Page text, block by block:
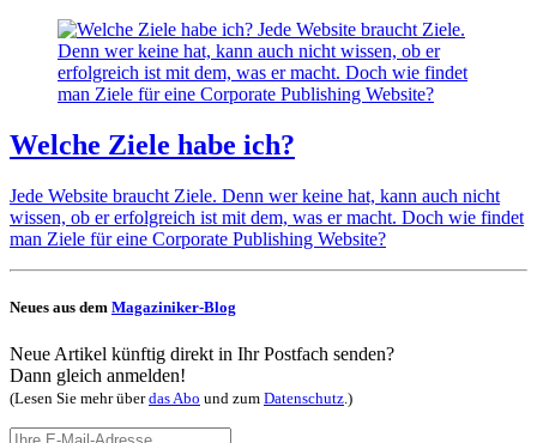
Welche Ziele habe ich?
Jede Website braucht Ziele. Denn wer keine hat, kann auch nicht
wissen, ob er erfolgreich ist mit dem, was er macht. Doch wie findet
man Ziele für eine Corporate Publishing Website?
Neues aus dem Magaziniker-Blog
Neue Artikel künftig direkt in Ihr Postfach senden?
Dann gleich anmelden!
(Lesen Sie mehr überdas Abo und zum Datenschutz .)